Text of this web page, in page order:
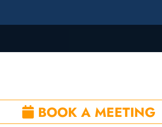
BOOK A MEETING